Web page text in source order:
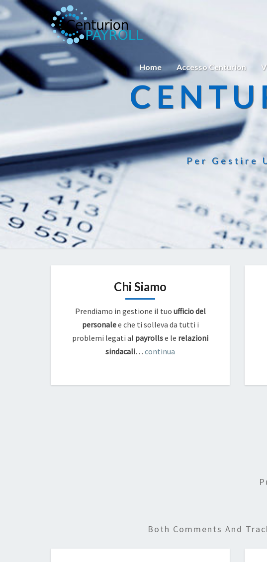
Home Accesso Centurion
Per Gestire
Chi Siamo
Prendiamo in gestione il tuo ufficio del
personalee che ti solleva da tutti i
problemi legati al payrollse le relazioni
sindacali… continua
Both Comments And